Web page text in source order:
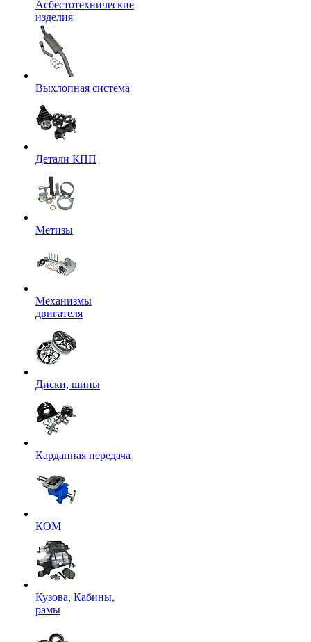
Асбестотехнические
изделия
Выхлопная система
Детали КПП
Метизы
Механизмы
двигателя
Диски, шины
Карданная передача
КОМ
Кузова, Кабины,
рамы